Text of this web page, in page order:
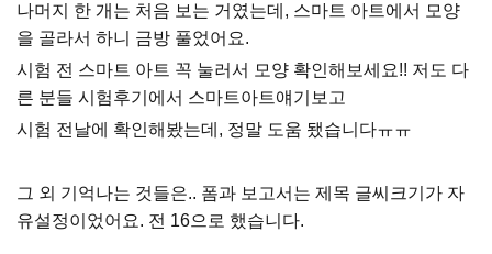
나머지 한 개는 처음 보는 거였는데, 스마트 아트에서 모양
을 골라서 하니 금방 풀었어요.
시험 전 스마트 아트 꼭 눌러서 모양 확인해보세요!! 저도 다
른 분들 시험후기에서 스마트아트얘기보고
시험 전날에 확인해봤는데, 정말 도움 됐습니다ㅠㅠ
그 외 기억나는 것들은.. 폼과 보고서는 제목 글씨크기가 자
유설정이었어요. 전 16으로 했습니다.